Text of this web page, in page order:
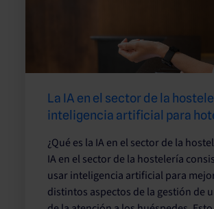
La IA en el sector de la
inteligencia artificial para
¿Qué es la IA en el sector de la
IA en el sector de la hostelería
usar inteligencia artificial para
distintos aspectos de la gestión de